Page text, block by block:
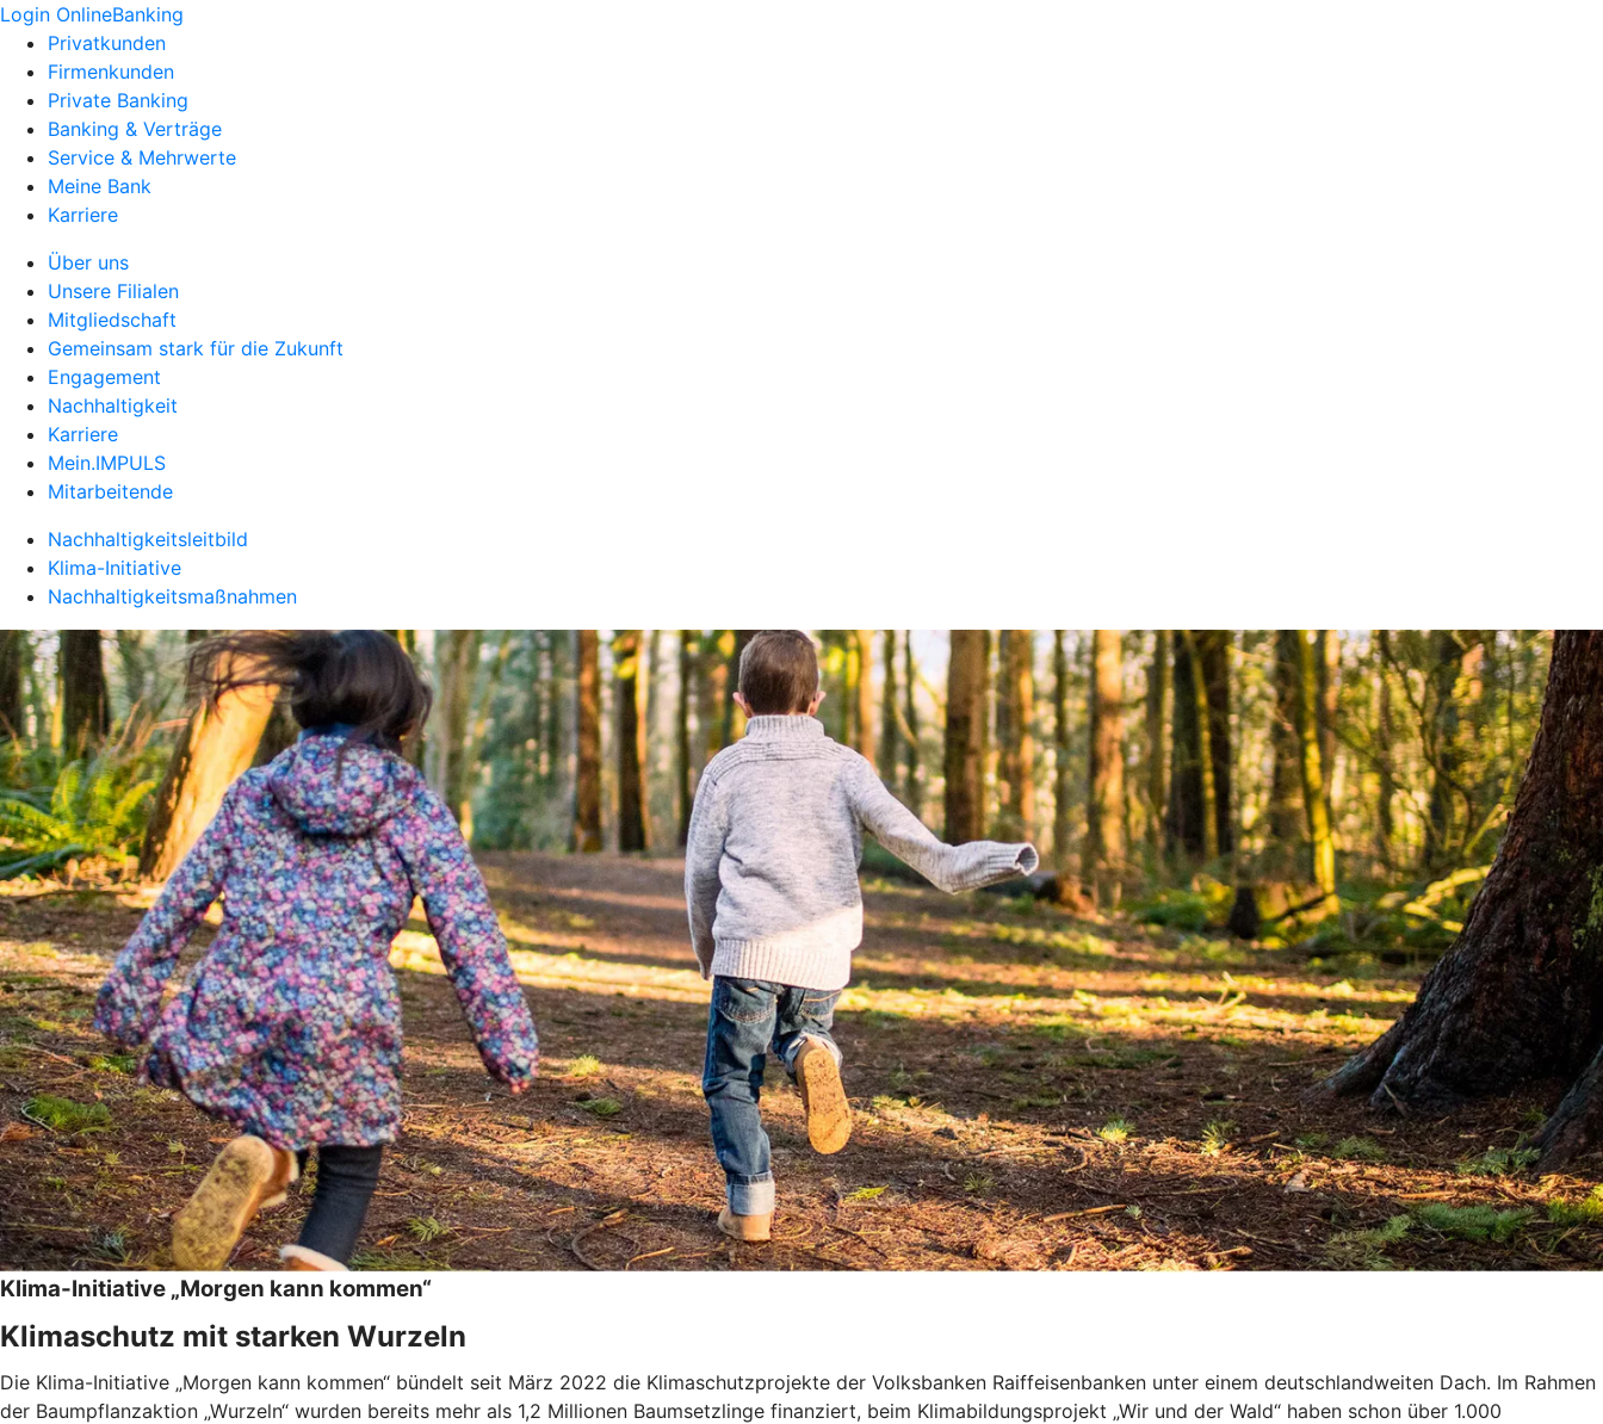
Login OnlineBanking
Privatkunden
Firmenkunden
Private Banking
Banking & Verträge
Service & Mehrwerte
Meine Bank
Karriere
Über uns
Unsere Filialen
Mitgliedschaft
Gemeinsam stark für die Zukunft
Engagement
Nachhaltigkeit
Karriere
Mein.IMPULS
Mitarbeitende
Nachhaltigkeitsleitbild
Klima-Initiative
Nachhaltigkeitsmaßnahmen
Klima-Initiative „Morgen kann kommen“
Klimaschutz mit starken Wurzeln
Die Klima-Initiative „Morgen kann kommen“ bündelt seit März 2022 die Klimaschutzprojekte der Volksbanken Raiffeisenbanken unter einem deutschlandweiten Dach. Im Rahmen
der Baumpflanzaktion „Wurzeln“ wurden bereits mehr als 1,2 Millionen Baumsetzlinge finanziert, beim Klimabildungsprojekt „Wir und der Wald“ haben schon über 1.000